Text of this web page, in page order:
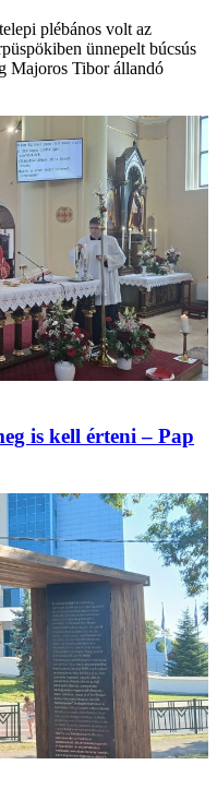
plébános volt az
ünnepelt búcsús
Majoros Tibor állandó
is kell érteni – Pap